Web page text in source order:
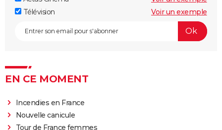
inspiré d'une histoire vraie ?
Forrest Gump : une erreur se cache dans le film,
presque personne ne l'a remarquée
"Sexy", "navrant"... "Babygirl", thriller érotique porté
Titanic : "ça a été un cauchemar à tourner", Kate
Winslet a un mauvais souvenir de cette scène
Télévision
Voir un exemple
EN CE MOMENT
Incendies en France
Nouvelle canicule
Tour de France femmes